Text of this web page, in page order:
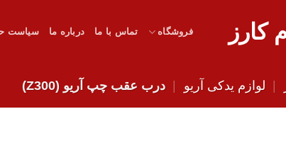
کارز فروشگاه تماس با ما درباره ما سیاست
| لوازم یدکی آریو | درب عقب چپ آریو (Z300)